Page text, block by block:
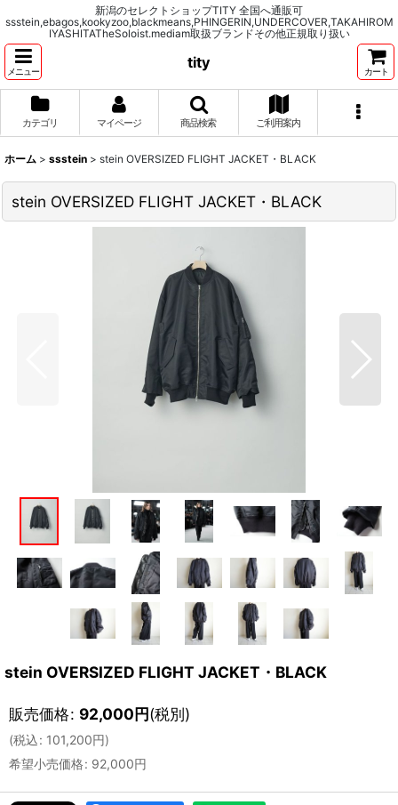
新潟のセレクトショップTITY 全国へ通販可
ssstein,ebagos,kookyzoo,blackmeans,PHINGERIN,UNDERCOVER,TAKAHIROM
IYASHITATheSoloist.mediam取扱ブランドその他正規取り扱い
メニュー
tity
カート
カテゴリ マイページ 商品検索 ご利用案内
ホーム > ssstein > stein OVERSIZED FLIGHT JACKET・BLACK
stein OVERSIZED FLIGHT JACKET・BLACK
stein OVERSIZED FLIGHT JACKET・BLACK
販売価格: 92,000円(税別)
(税込: 101,200円)
希望小売価格: 92,000円